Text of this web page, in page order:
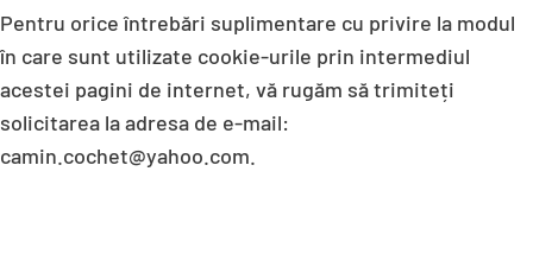
Pentru orice întrebări suplimentare cu privire la modul
în care sunt utilizate cookie-urile prin intermediul
acestei pagini de internet, vă rugăm să trimiteți
solicitarea la adresa de e-mail:
camin.cochet@yahoo.com.